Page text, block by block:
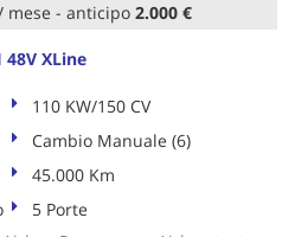
mese - anticipo 2.000 €
48V XLine
110 KW/150 CV
Cambio Manuale (6)
45.000 Km
5 Porte